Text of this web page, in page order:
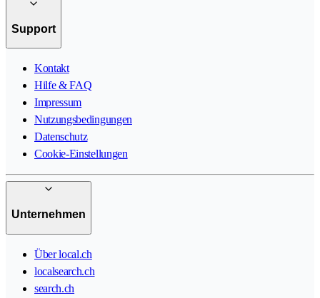
Support
Kontakt
Hilfe & FAQ
Impressum
Nutzungsbedingungen
Datenschutz
Cookie-Einstellungen
Unternehmen
Über local.ch
localsearch.ch
search.ch